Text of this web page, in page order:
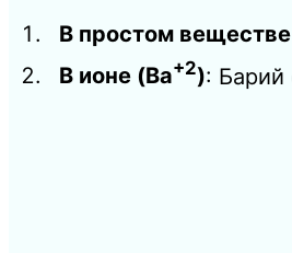
В простом веществе
В ионе (Ba+2): Барий